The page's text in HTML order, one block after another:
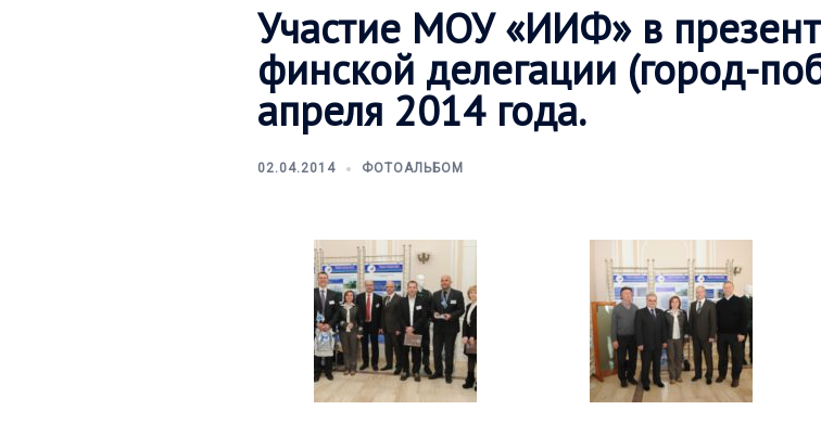
Участие МОУ «ИИФ» в
финской делегации (город-
апреля 2014 года.
02.04.2014 ФОТОАЛЬБОМ